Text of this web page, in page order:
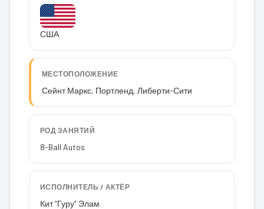
США
МЕСТОПОЛОЖЕНИЕ
Сейнт Маркс, Портленд, Либерти-Сити
РОД ЗАНЯТИЙ
8-Ball Autos
ИСПОЛНИТЕЛЬ / АКТЁР
Кит “Гуру” Элам